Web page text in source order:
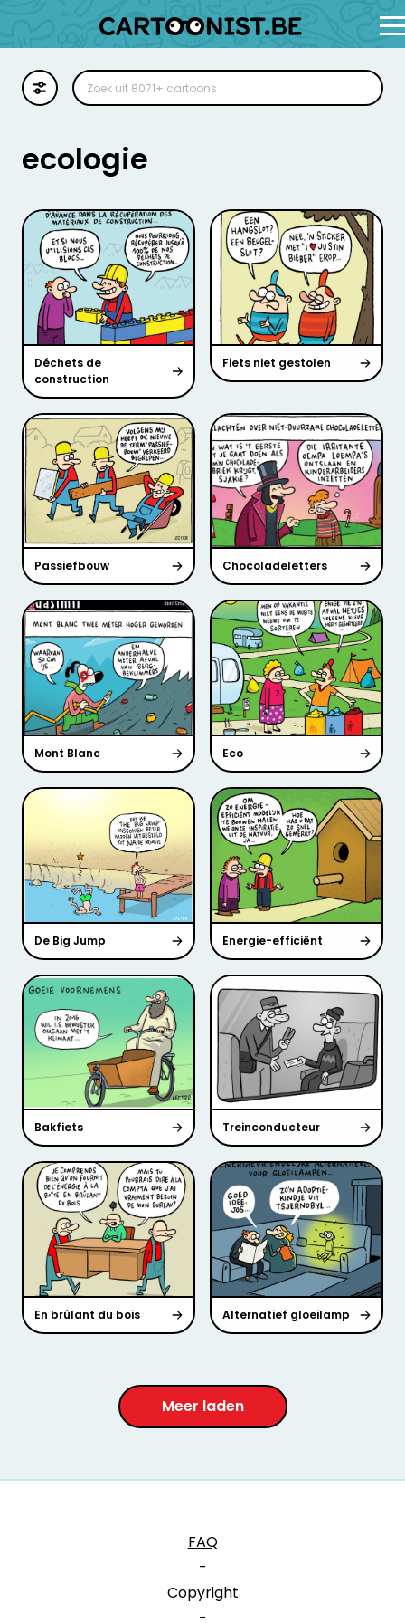
Illustratie
Zoekplaat
Stockillustratie
Strip
ecologie
Déchets de
construction
Fiets niet gestolen
Passiefbouw Chocoladeletters
Mont Blanc Eco
De Big Jump Energie-efficiënt
Bakfiets Treinconducteur
En brûlant du bois Alternatief gloeilamp
Meer laden
FAQ
-
Copyright
-